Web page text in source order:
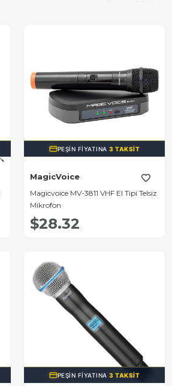
PEŞIN FIYATINA 3 TAKSIT
MagicVoice
Magicvoice MV-3811 VHF El Tipi Telsiz
Mikrofon
$28.32
PEŞIN FIYATINA 3 TAKSIT